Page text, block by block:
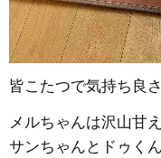
皆こたつで気持ち良
メルちゃんは沢山甘
サンちゃんとドゥく